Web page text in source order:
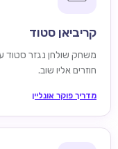
קריביאן סטוד
משחק שולחן נגזר סטוד
חוזרים אליו שוב.
מדריך פוקר אונליין